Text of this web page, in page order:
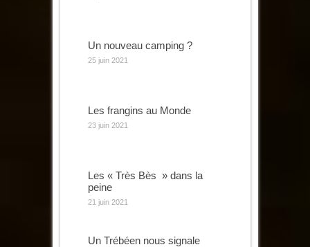
Un nouveau camping ?
25 juin 2021
Les frangins au Monde
23 juin 2021
Les « Très Bès » dans la
peine
21 juin 2021
Un Trébéen nous signale